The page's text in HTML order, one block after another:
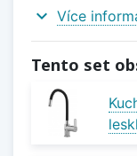
expand_more Více
Tento set